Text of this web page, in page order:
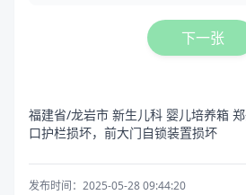
下一张
福建省/龙岩市 新生儿科 婴儿培养箱
口护栏损坏，前大门自锁装置损坏
发布时间：2025-05-28 09:44:20